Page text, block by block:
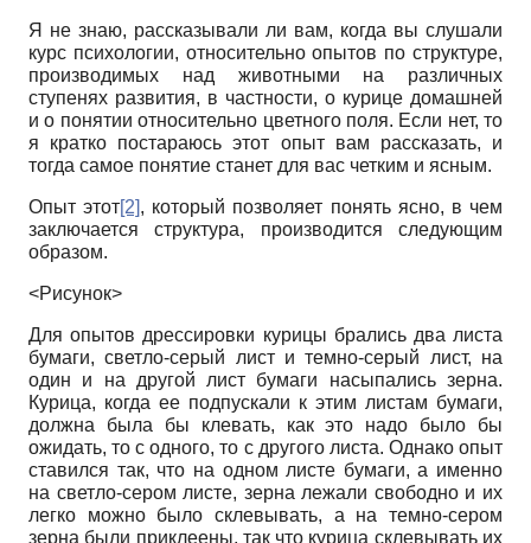
Я не знаю, рассказывали ли вам, когда вы слушали
курс психологии, относительно опытов по структуре,
производимых над животными на различных
ступенях развития, в частности, о курице домашней
и о понятии относительно цветного поля. Если нет, то
я кратко постараюсь этот опыт вам рассказать, и
тогда самое понятие станет для вас четким и ясным.
Опыт этот[2], который позволяет понять ясно, в чем
заключается структура, производится следующим
образом.
<Рисунок>
Для опытов дрессировки курицы брались два листа
бумаги, светло-серый лист и темно-серый лист, на
один и на другой лист бумаги насыпались зерна.
Курица, когда ее подпускали к этим листам бумаги,
должна была бы клевать, как это надо было бы
ожидать, то с одного, то с другого листа. Однако опыт
ставился так, что на одном листе бумаги, а именно
на светло-сером листе, зерна лежали свободно и их
легко можно было склевывать, а на темно-сером
зерна были приклеены, так что курица склевывать их